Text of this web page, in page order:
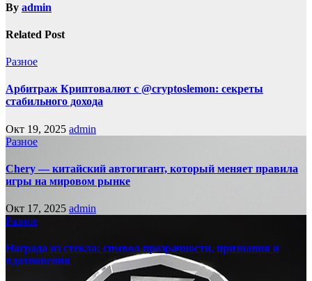
By admin
Related Post
Разное
Арбитраж Криптовалют с @cryptoslemon: секреты
стабильного дохода
Окт 19, 2025 admin
Разное
Chery — китайский автогигант, который меняет правила
игры на мировом рынке
Окт 17, 2025 admin
Разное
Награда из стекла: символ прозрачности, признания и
вдохновения